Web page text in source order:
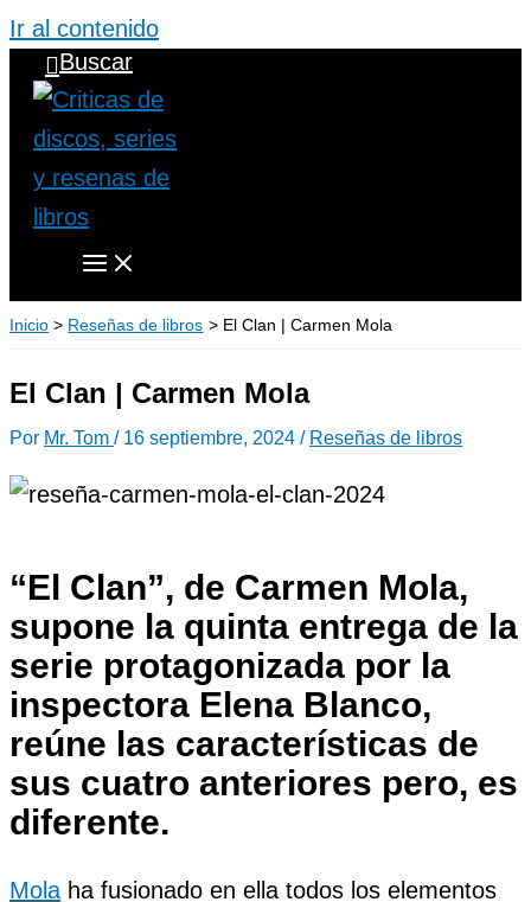
Ir al contenido
Buscar
Inicio Reseñas de libros El Clan | Carmen Mola
El Clan | Carmen Mola
Por Mr. Tom / 16 septiembre, 2024 / Reseñas de libros
“El Clan”, de Carmen Mola,
supone la quinta entrega de la
serie protagonizada por la
inspectora Elena Blanco,
reúne las características de
sus cuatro anteriores pero, es
diferente.
Mola ha fusionado en ella todos los elementos